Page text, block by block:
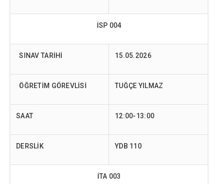
İSP 004
SINAV TARİHİ 15.05.2026
ÖĞRETİM GÖREVLİSİ TUĞÇE YILMAZ
SAAT 12:00-13:00
DERSLİK YDB 110
İTA 003